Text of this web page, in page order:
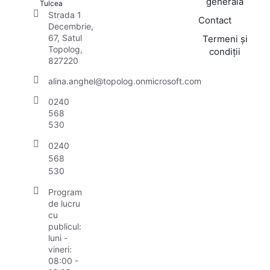
Tulcea
Strada 1
Decembrie,
67, Satul
Topolog,
827220
alina.anghel@topolog.onmicrosoft.com
0240
568
530
0240
568
530
Program
de lucru
cu
publicul:
luni -
vineri:
08:00 -
Contact
Termeni și
condiții